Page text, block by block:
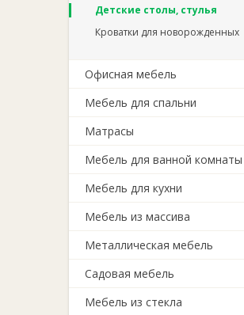
Детские столы, стулья
Кроватки для новорожденных
Офисная мебель
Мебель для спальни
Матрасы
Мебель для ванной комнаты
Мебель для кухни
Мебель из массива
Металлическая мебель
Садовая мебель
Мебель из стекла